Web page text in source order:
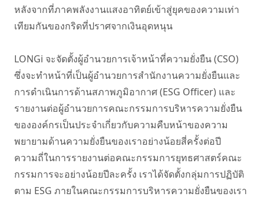
หลังจากที่ภาคพลังงานแสงอาทิตย์เข้าสู่ยุคของความเท่า
เทียมกันของกริดที่ปราศจากเงินอุดหนุน
LONGi จะจัดตั้งผู้อํานวยการเจ้าหน้าที่ความยั่งยืน (CSO)
ซึ่งจะทําหน้าที่เป็นผู้อํานวยการสํานักงานความยั่งยืนและ
การดําเนินการด้านสภาพภูมิอากาศ (ESG Officer) และ
รายงานต่อผู้อํานวยการคณะกรรมการบริหารความยั่งยืน
ขององค์กรเป็นประจําเกี่ยวกับความคืบหน้าของความ
พยายามด้านความยั่งยืนของเราอย่างน้อยสี่ครั้งต่อปี
ความถี่ในการรายงานต่อคณะกรรมการยุทธศาสตร์คณะ
กรรมการจะอย่างน้อยปีละครั้ง เราได้จัดตั้งกลุ่มการปฏิบัติ
ตาม ESG ภายในคณะกรรมการบริหารความยั่งยืนของเรา